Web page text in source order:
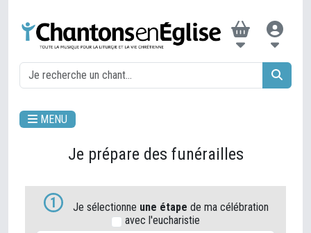
MENU
Je prépare des funérailles
1 Je sélectionne une étape de ma célébration
avec l'eucharistie